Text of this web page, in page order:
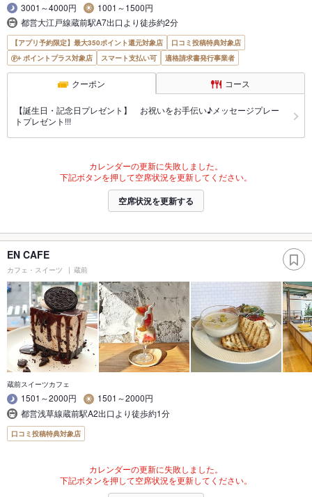
3001～4000円
1001～1500円
都営大江戸線蔵前駅A7出口より徒歩約2分
【アプリ予約限定】最大350ポイント還元対象店
口コミ投稿特典対象店
ポイントプラス対象店
スマート支払い可 適格請求書発行事業者
クーポン コース
【誕生日・記念日プレゼント】 お祝いをお手伝い♪メッセージプレー
トプレゼント!!!
カレンダーの更新に失敗しました。
下記ボタンを押して空席状況を更新してください。
空席状況を更新する
EN CAFE
カフェ・スイーツ 蔵前
蔵前スイーツカフェ
1501～2000円
1501～2000円
都営浅草線蔵前駅A2出口より徒歩約1分
口コミ投稿特典対象店
カレンダーの更新に失敗しました。
下記ボタンを押して空席状況を更新してください。